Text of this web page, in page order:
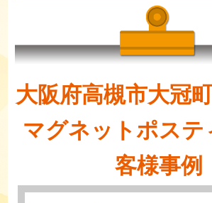
大阪府高槻市大冠
マグネットポステ
客様事例